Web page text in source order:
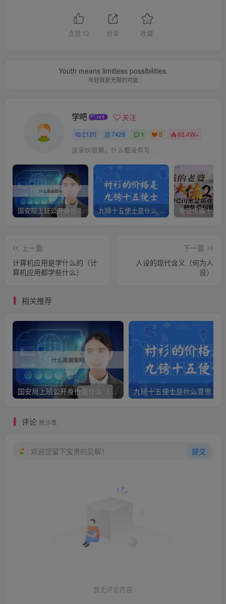
点赞 12 分享 收藏
Youth means limitless possibilities.
年轻就是无限的可能
学吧 关注
2120 7426 1 5 63.4W+
这家伙很懒，什么都没有写...
国安局上班公开身份是什么（国安身份对家人保密吗） 九磅十五便士是什么意思（九磅十五便士是什么梗）
上一篇
计算机应用是学什么的（计
算机应用都学些什么）
下一篇
人设的现代含义（何为人
设）
相关推荐
国安局上班公开身份是什么（国安身份对家人保密吗）
评论 抢沙发
欢迎您留下宝贵的见解！ 提交
暂无评论内容